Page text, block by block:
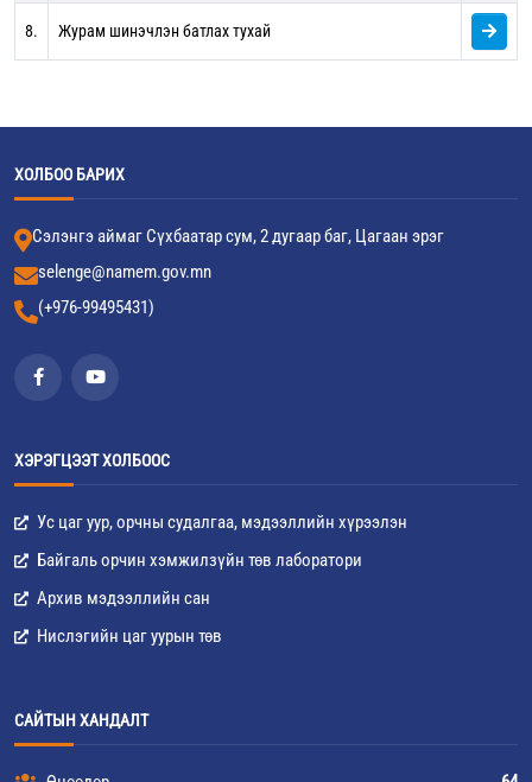
8. Журам шинэчлэн батлах тухай
ХОЛБОО БАРИХ
Сэлэнгэ аймаг Сүхбаатар сум, 2 дугаар баг, Цагаан эрэг
selenge@namem.gov.mn
(+976-99495431)
ХЭРЭГЦЭЭТ ХОЛБООС
Ус цаг уур, орчны судалгаа, мэдээллийн хүрээлэн
Байгаль орчин хэмжилзүйн төв лаборатори
Архив мэдээллийн сан
Нислэгийн цаг уурын төв
САЙТЫН ХАНДАЛТ